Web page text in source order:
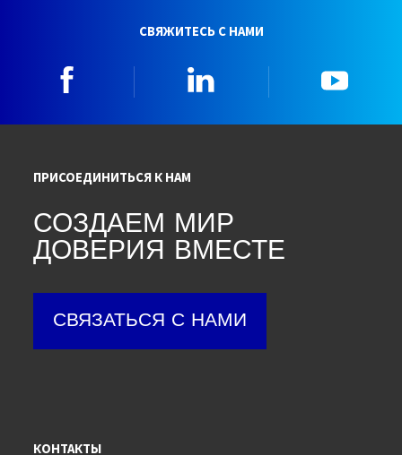
СВЯЖИТЕСЬ С НАМИ
ПРИСОЕДИНИТЬСЯ К НАМ
СОЗДАЕМ МИР
ДОВЕРИЯ ВМЕСТЕ
СВЯЗАТЬСЯ С НАМИ
КОНТАКТЫ